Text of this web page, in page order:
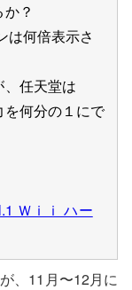
？
は何倍表示さ
任天堂は
を何分の１にで
Ｗｉｉ ハー
、11月〜12月に